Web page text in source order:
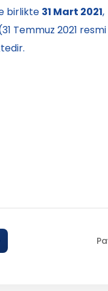
birlikte 31 Mart 2021,
Temmuz 2021